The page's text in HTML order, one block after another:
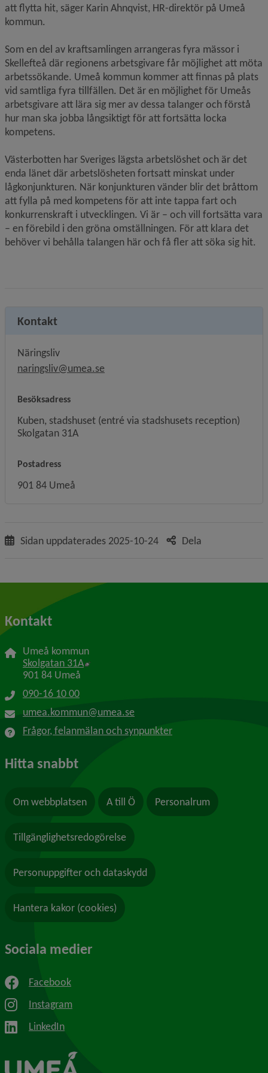
att flytta hit, säger Karin Ahnqvist, HR-direktör på Umeå
kommun.
Som en del av kraftsamlingen arrangeras fyra mässor i
Skellefteå där regionens arbetsgivare får möjlighet att möta
arbetssökande. Umeå kommun kommer att finnas på plats
vid samtliga fyra tillfällen. Det är en möjlighet för Umeås
arbetsgivare att lära sig mer av dessa talanger och förstå
hur man ska jobba långsiktigt för att fortsätta locka
kompetens.
Västerbotten har Sveriges lägsta arbetslöshet och är det
enda länet där arbetslösheten fortsatt minskat under
lågkonjunkturen. När konjunkturen vänder blir det bråttom
att fylla på med kompetens för att inte tappa fart och
konkurrenskraft i utvecklingen. Vi är – och vill fortsätta vara
– en förebild i den gröna omställningen. För att klara det
behöver vi behålla talangen här och få fler att söka sig hit.
Kontakt
Näringsliv
naringsliv@umea.se
Besöksadress
Kuben, stadshuset (entré via stadshusets reception)
Skolgatan 31A
Postadress
901 84 Umeå
Sidan uppdaterades 2025-10-24 Dela
Kontakt
Umeå kommun
Skolgatan 31A Länk till annan webbplats, öppnas i nytt
901 84 Umeå
090-16 10 00
umea.kommun@umea.se
Frågor, felanmälan och synpunkter
Hitta snabbt
Om webbplatsen A till Ö Personalrum
Tillgänglighetsredogörelse
Personuppgifter och dataskydd
Hantera kakor (cookies)
Sociala medier
Facebook
Instagram
LinkedIn